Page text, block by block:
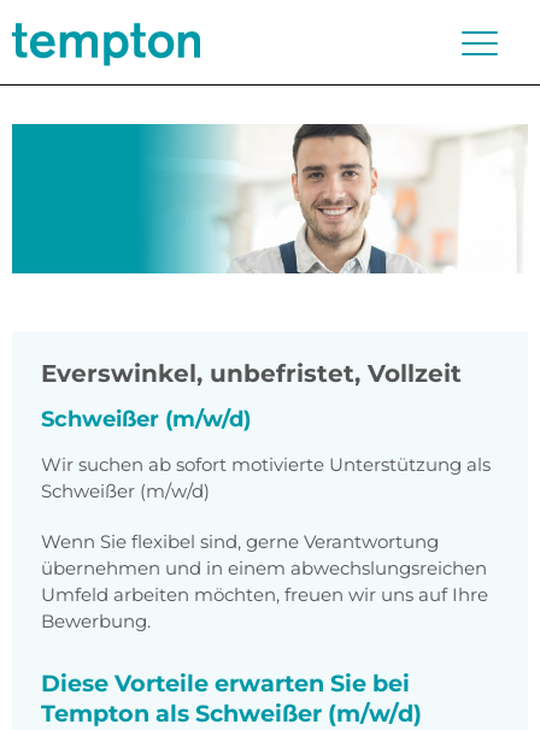
Everswinkel, unbefristet, Vollzeit
Schweißer (m/w/d)
Wir suchen ab sofort motivierte Unterstützung als
Schweißer (m/w/d)
Wenn Sie flexibel sind, gerne Verantwortung
übernehmen und in einem abwechslungsreichen
Umfeld arbeiten möchten, freuen wir uns auf Ihre
Bewerbung.
Diese Vorteile erwarten Sie bei
Tempton als Schweißer (m/w/d)